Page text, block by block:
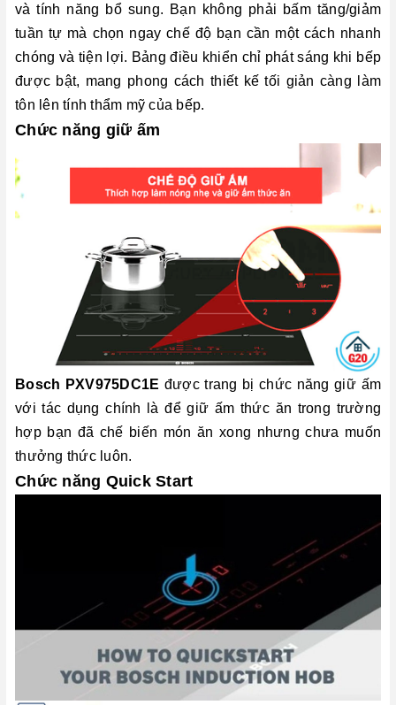
và tính năng bổ sung. Bạn không phải bấm tăng/giảm
tuần tự mà chọn ngay chế độ bạn cần một cách nhanh
chóng và tiện lợi. Bảng điều khiển chỉ phát sáng khi bếp
được bật, mang phong cách thiết kế tối giản càng làm
tôn lên tính thẩm mỹ của bếp.
Chức năng giữ ấm
Bosch PXV975DC1E được trang bị chức năng giữ ấm
với tác dụng chính là để giữ ấm thức ăn trong trường
hợp bạn đã chế biến món ăn xong nhưng chưa muốn
thưởng thức luôn.
Chức năng Quick Start